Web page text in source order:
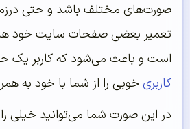
صورت‌های مختلف باشد و حتی
تعمیر بعضی صفحات سایت خود
است و باعث می‌شود که کاربر
کاربری خوبی را از شما با خود به
در این صورت شما می‌توانید خیلی